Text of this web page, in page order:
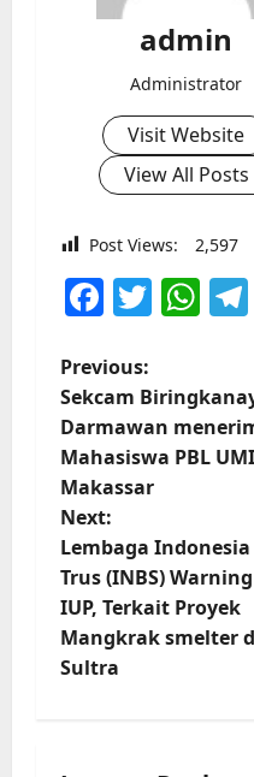
admin
Administrator
Visit Website
View All Posts
Post Views: 2,597
P
o
s
t
n
a
v
Previous:
Sekcam
Darmawan
Mahasiswa PBL UMI
Makassar
Next:
Lembaga
Trus (INBS)
IUP, Terkait Proyek
Mangkrak smelter
Sultra